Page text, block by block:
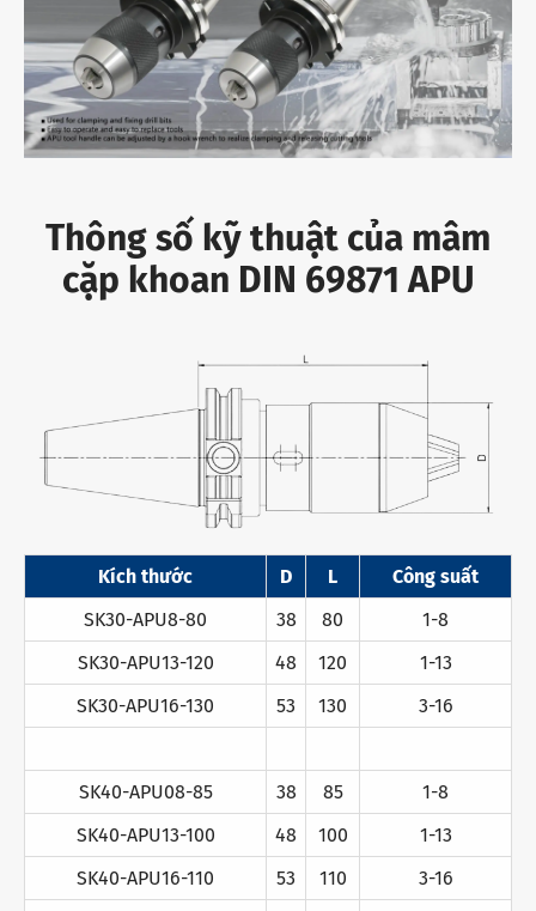
Thông số kỹ thuật của mâm
cặp khoan DIN 69871 APU
Kích thước D L
Công suất
SK30-APU8-80
38 80
1-8
SK30-APU13-120
48 120
1-13
SK30-APU16-130
53 130 3-16
SK40-APU08-85 38 85
1-8
SK40-APU13-100
48 100
1-13
SK40-APU16-110
53 110 3-16